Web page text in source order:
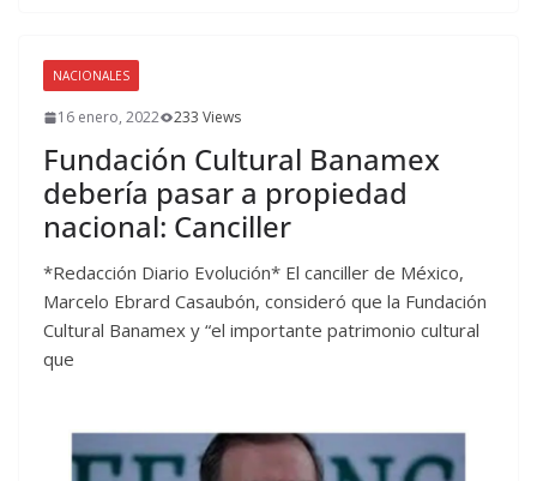
NACIONALES
16 enero, 2022 233 Views
Fundación Cultural Banamex
debería pasar a propiedad
nacional: Canciller
*Redacción Diario Evolución* El canciller de México,
Marcelo Ebrard Casaubón, consideró que la Fundación
Cultural Banamex y “el importante patrimonio cultural
que